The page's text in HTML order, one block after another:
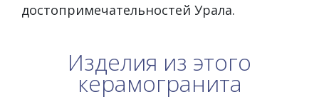
достопримечательностей Урала.
Изделия из этого
керамогранита